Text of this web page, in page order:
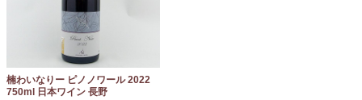
楠わいなりー ピノノワール 2022
750ml 日本ワイン 長野